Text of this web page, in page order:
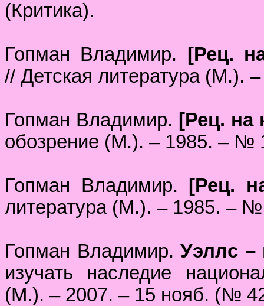
(Критика).
Гопман Владимир.
[Рец.
// Детская литература (М.).
Гопман Владимир. [Рец. на
обозрение (М.). – 1985. – №
Гопман Владимир.
[Рец.
литература (М.). – 1985. –
Гопман Владимир.Уэллс –
изучать наследие
(М.). – 2007. – 15 нояб. (№